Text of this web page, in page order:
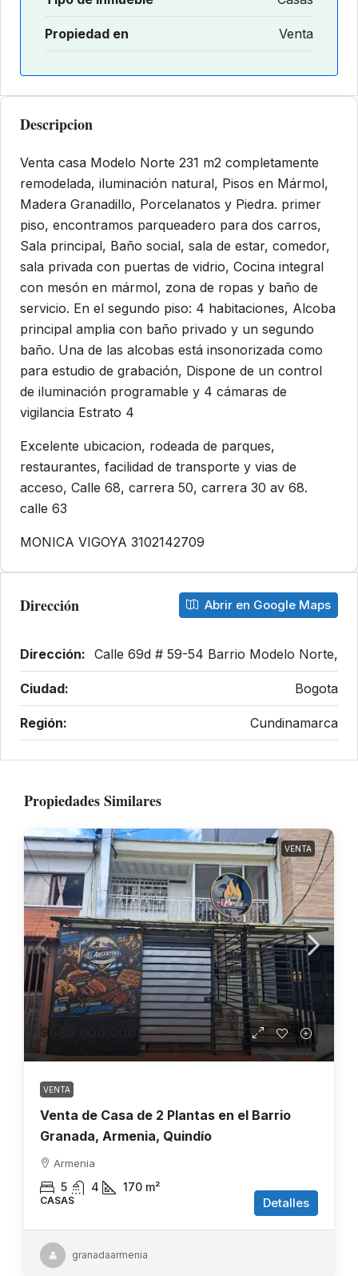
Propiedad en Venta
Descripcion
Venta casa Modelo Norte 231 m2 completamente
remodelada, iluminación natural, Pisos en Mármol,
Madera Granadillo, Porcelanatos y Piedra. primer
piso, encontramos parqueadero para dos carros,
Sala principal, Baño social, sala de estar, comedor,
sala privada con puertas de vidrio, Cocina integral
con mesón en mármol, zona de ropas y baño de
servicio. En el segundo piso: 4 habitaciones, Alcoba
principal amplia con baño privado y un segundo
baño. Una de las alcobas está insonorizada como
para estudio de grabación, Dispone de un control
de iluminación programable y 4 cámaras de
vigilancia Estrato 4
Excelente ubicacion, rodeada de parques,
restaurantes, facilidad de transporte y vias de
acceso, Calle 68, carrera 50, carrera 30 av 68.
calle 63
MONICA VIGOYA 3102142709
Dirección Abrir en Google Maps
Dirección: Calle 69d # 59-54 Barrio Modelo Norte,
Ciudad: Bogota
Región: Cundinamarca
Propiedades Similares
VENTA
$680.000.000
VENTA
Venta de Casa de 2 Plantas en el Barrio
Granada, Armenia, Quindío
Armenia
5 4 170 m²
CASAS Detalles
granadaarmenia